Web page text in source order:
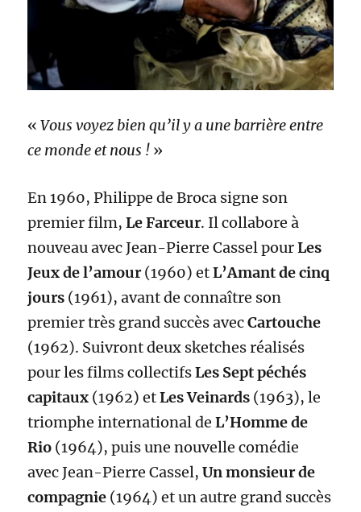
«Vous voyez bien qu’il y a une barrière entre
ce monde et nous ! »
En 1960, Philippe de Broca signe son
premier film,Le Farceur. Il collabore à
nouveau avec Jean-Pierre Cassel pourLes
Jeux de l’amour(1960) etL’Amant de cinq
jours (1961), avant de connaître son
premier très grand succès avecCartouche
(1962). Suivront deux sketches réalisés
pour les films collectifsLes Sept péchés
capitaux (1962) etLes Veinards (1963), le
triomphe international deL’Homme de
Rio (1964), puis une nouvelle comédie
avec Jean-Pierre Cassel,Un monsieur de
compagnie (1964) et un autre grand succès